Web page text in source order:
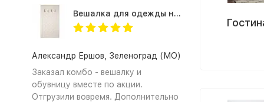
Вешалка для одежды настенная в прихожую Оливия Н2, экокожа молочная
Александр Ершов, Зеленоград (МО)
Заказал комбо - вешалку и
обувницу вместе по акции.
Отгрузили вовремя. Дополнительно